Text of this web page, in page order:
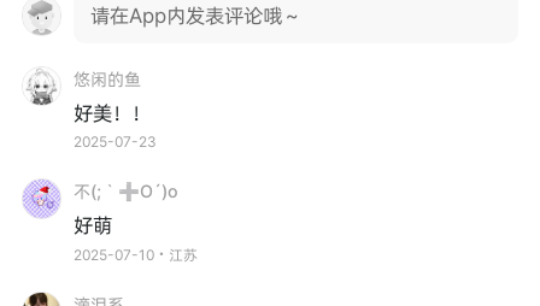
请在App内发表评论哦～
悠闲的鱼
好美！！
2025-07-23
不(;｀➕O´)o
好萌
2025-07-10・江苏